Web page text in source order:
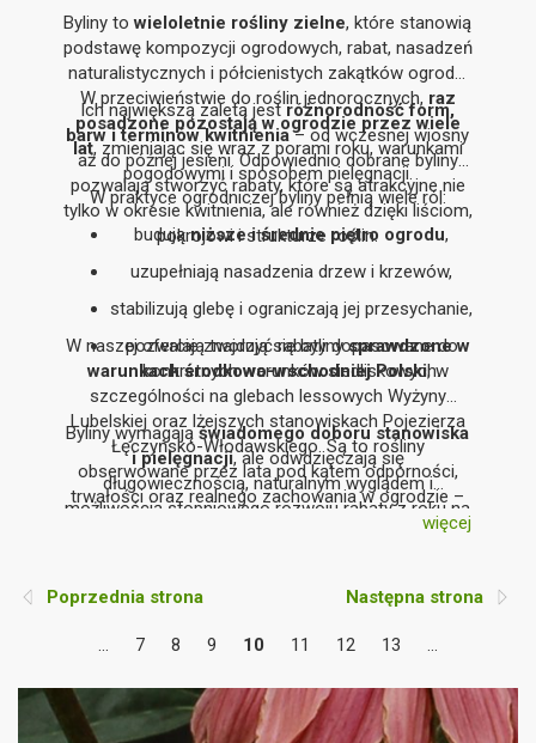
Byliny towieloletnie rośliny zielne, które stanowią
podstawę kompozycji ogrodowych, rabat, nasadzeń
naturalistycznych i półcienistych zakątków ogrodu.
W przeciwieństwie do roślin jednorocznych, raz
posadzone pozostają w ogrodzie przez wiele
lat, zmieniając się wraz z porami roku, warunkami
pogodowymi i sposobem pielęgnacji.
Ich największą zaletą jestróżnorodność form,
barw i terminów kwitnienia– od wczesnej wiosny
aż do późnej jesieni. Odpowiednio dobrane byliny
pozwalają stworzyć rabaty, które są atrakcyjne nie
tylko w okresie kwitnienia, ale również dzięki liściom,
pokrojowi i strukturze roślin.
W praktyce ogrodniczej byliny pełnią wiele ról:
budująniższe i średnie piętro ogrodu,
uzupełniają nasadzenia drzew i krzewów,
stabilizują glebę i ograniczają jej przesychanie,
pozwalają tworzyć rabaty dopasowane do
konkretnych warunków siedliskowych.
W naszej ofercie znajdują się bylinysprawdzone w
warunkach środkowo-wschodniej Polski, w
szczególności na glebach lessowych Wyżyny
Lubelskiej oraz lżejszych stanowiskach Pojezierza
Łęczyńsko-Włodawskiego. Są to rośliny
obserwowane przez lata pod kątem odporności,
trwałości oraz realnego zachowania w ogrodzie –
Byliny wymagająświadomego doboru stanowiska
i pielęgnacji, ale odwdzięczają się
długowiecznością, naturalnym wyglądem i
możliwością stopniowego rozwoju rabaty z roku na
rok. To właśnie czas i obserwacja są kluczem do
więcej
Poprzednia strona
... 7 8 9 10 11 12 13 ...
Następna strona